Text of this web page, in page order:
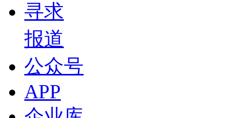
寻求
报道
公众号
APP